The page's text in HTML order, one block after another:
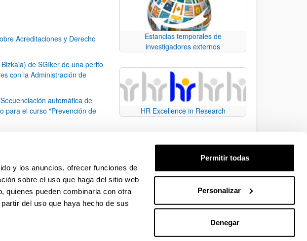
y los anuncios, ofrecer funciones de
sobre el uso que haga del sitio web
quienes pueden combinarla con otra
del uso que haya hecho de sus
Permitir todas
Personalizar
Denegar
Acreditaciones y Derecho
de SGIker de una perito
con la Administración de
automática de
para el curso "Prevención de
TAB para desplazarse.
...Páginas intermedias Use TAB para desplazarse.
Página
79
Estancias temporales de
investigadores externos
HR Excellence in Research